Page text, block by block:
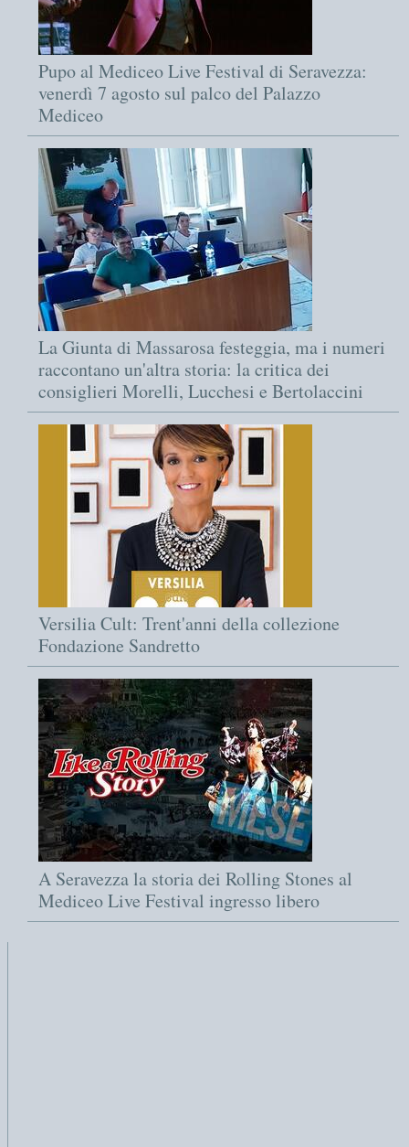
Pupo al Mediceo Live Festival di Seravezza:
venerdì 7 agosto sul palco del Palazzo
Mediceo
La Giunta di Massarosa festeggia, ma i numeri
raccontano un'altra storia: la critica dei
consiglieri Morelli, Lucchesi e Bertolaccini
Versilia Cult: Trent'anni della collezione
Fondazione Sandretto
A Seravezza la storia dei Rolling Stones al
Mediceo Live Festival ingresso libero